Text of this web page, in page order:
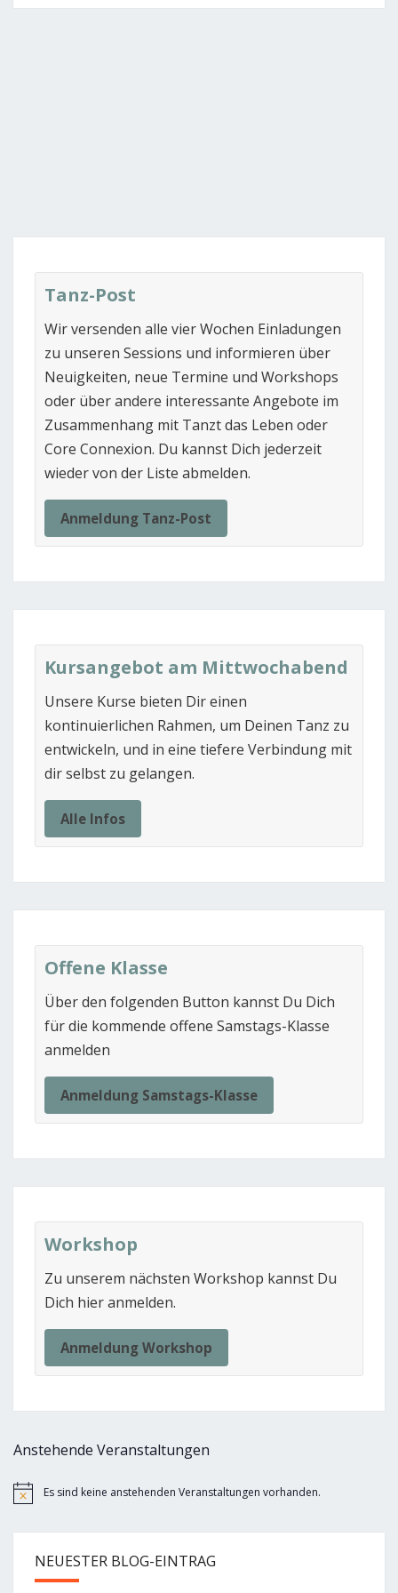
Tanz-Post
Wir versenden alle vier Wochen Einladungen
zu unseren Sessions und informieren über
Neuigkeiten, neue Termine und Workshops
oder über andere interessante Angebote im
Zusammenhang mit Tanzt das Leben oder
Core Connexion. Du kannst Dich jederzeit
wieder von der Liste abmelden.
Anmeldung Tanz-Post
Kursangebot am Mittwochabend
Unsere Kurse bieten Dir einen
kontinuierlichen Rahmen, um Deinen Tanz zu
entwickeln, und in eine tiefere Verbindung mit
dir selbst zu gelangen.
Alle Infos
Offene Klasse
Über den folgenden Button kannst Du Dich
für die kommende offene Samstags-Klasse
anmelden
Anmeldung Samstags-Klasse
Workshop
Zu unserem nächsten Workshop kannst Du
Dich hier anmelden.
Anmeldung Workshop
Anstehende Veranstaltungen
HinweisEs sind keine anstehenden Veranstaltungen vorhanden.
NEUESTER BLOG-EINTRAG